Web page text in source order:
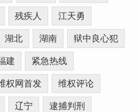
残疾人 江天勇
湖北 湖南 狱中良心犯
建 紧急热线
权网首发 维权评论
辽宁 逮捕判刑